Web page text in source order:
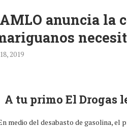
anuncia la
2019
A tu primo El Drogas
medio del desabasto de gasolina, el